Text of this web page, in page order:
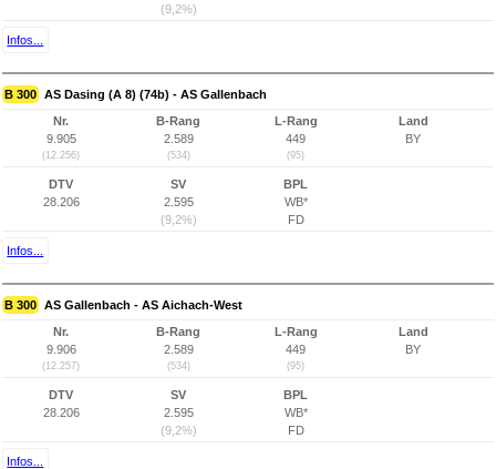
(9,2%)
Infos...
B 300 AS Dasing (A 8) (74b) - AS Gallenbach
Nr.
9.905
(12.256)
B-Rang
2.589
(534)
L-Rang
449
(95)
Land
BY
DTV
28.206
SV
2.595
(9,2%)
BPL
WB*
FD
Infos...
B 300 AS Gallenbach - AS Aichach-West
Nr.
9.906
(12.257)
B-Rang
2.589
(534)
L-Rang
449
(95)
Land
BY
DTV
28.206
SV
2.595
(9,2%)
BPL
WB*
FD
Infos...